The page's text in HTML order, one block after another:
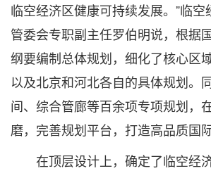
临空经济区健康可持续发展。”临空
管委会专职副主任罗伯明说，根据
纲要编制总体规划，细化了核心区
以及北京和河北各自的具体规划。
间、综合管廊等百余项专项规划，
磨，完善规划平台，打造高品质国
在顶层设计上，确定了临空经